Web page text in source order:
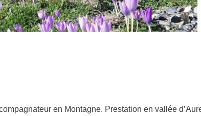
en Montagne. Prestation en vallée